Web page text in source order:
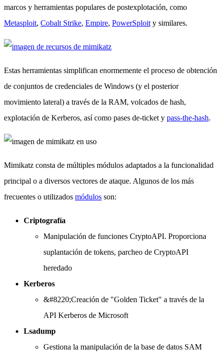
marcos y herramientas populares de postexplotación, como
Metasploit, Cobalt Strike, Empire, PowerSploit y similares.
Estas herramientas simplifican enormemente el proceso de obtención
de conjuntos de credenciales de Windows (y el posterior
movimiento lateral) a través de la RAM, volcados de hash,
explotación de Kerberos, así como pases de-ticket y pass-the-hash.
Mimikatz consta de múltiples módulos adaptados a la funcionalidad
principal o a diversos vectores de ataque. Algunos de los más
frecuentes o utilizados módulos son:
Criptografía
Manipulación de funciones CryptoAPI. Proporciona
suplantación de tokens, parcheo de CryptoAPI
heredado
Kerberos
&#8220;Creación de "Golden Ticket" a través de la
API Kerberos de Microsoft
Lsadump
Gestiona la manipulación de la base de datos SAM